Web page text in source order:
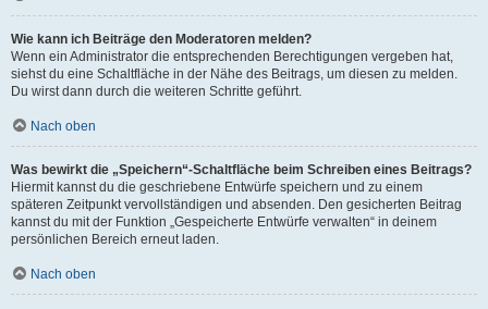
Wie kann ich Beiträge den Moderatoren melden?
Wenn ein Administrator die entsprechenden Berechtigungen vergeben hat,
siehst du eine Schaltfläche in der Nähe des Beitrags, um diesen zu melden.
Du wirst dann durch die weiteren Schritte geführt.
Nach oben
Was bewirkt die „Speichern“-Schaltfläche beim Schreiben eines Beitrags?
Hiermit kannst du die geschriebene Entwürfe speichern und zu einem
späteren Zeitpunkt vervollständigen und absenden. Den gesicherten Beitrag
kannst du mit der Funktion „Gespeicherte Entwürfe verwalten“ in deinem
persönlichen Bereich erneut laden.
Nach oben